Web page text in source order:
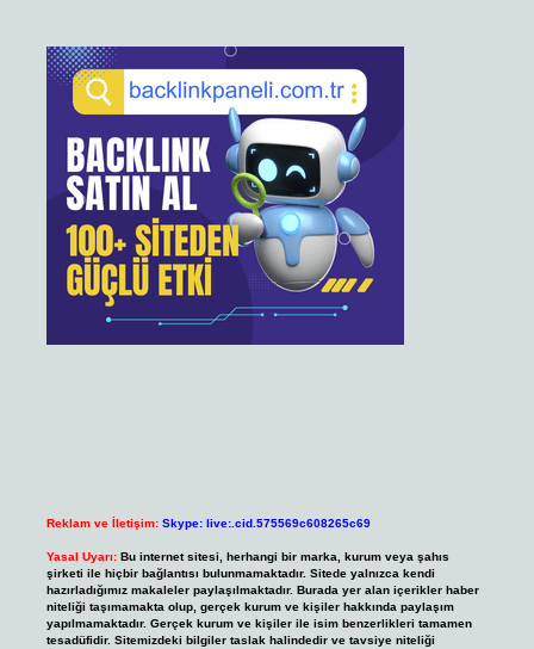
Reklam ve İletişim: Skype: live:.cid.575569c608265c69
Yasal Uyarı: Bu internet sitesi, herhangi bir marka, kurum veya şahıs
şirketi ile hiçbir bağlantısı bulunmamaktadır. Sitede yalnızca kendi
hazırladığımız makaleler paylaşılmaktadır. Burada yer alan içerikler haber
niteliği taşımamakta olup, gerçek kurum ve kişiler hakkında paylaşım
yapılmamaktadır. Gerçek kurum ve kişiler ile isim benzerlikleri tamamen
tesadüfidir. Sitemizdeki bilgiler taslak halindedir ve tavsiye niteliği